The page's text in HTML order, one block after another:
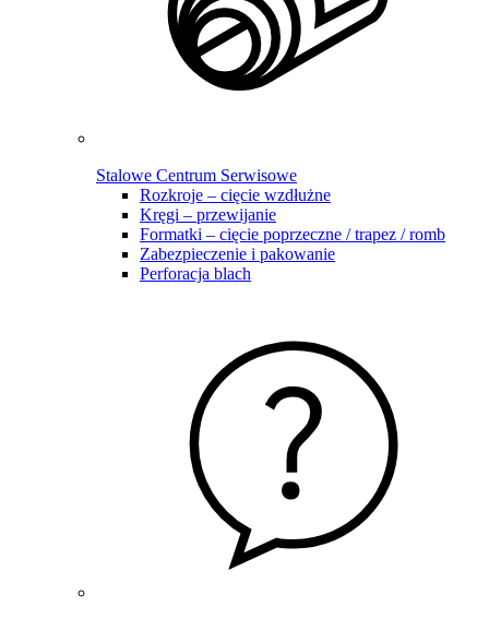
Stalowe Centrum Serwisowe
Rozkroje – cięcie wzdłużne
Kręgi – przewijanie
Formatki – cięcie poprzeczne / trapez / romb
Zabezpieczenie i pakowanie
Perforacja blach